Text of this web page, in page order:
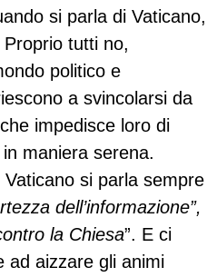
si parla di Vaticano,
tutti no,
politico e
a svincolarsi da
impedisce loro di
maniera serena.
Vaticano si parla sempre
dell’informazione”,
la Chiesa”. E ci
ad aizzare gli animi